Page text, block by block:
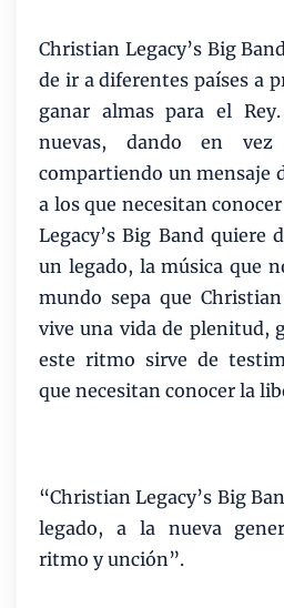
Christian Legacy’s Big
de ir a diferentes países a
ganar almas para el
nuevas, dando en
compartiendo un mensaje
a los que necesitan
Legacy’s Big Band quiere
un legado, la música que
mundo sepa que
vive una vida de plenitud,
este ritmo sirve de
que necesitan conocer la
“Christian Legacy’s Big
legado, a la nueva
ritmo y unción”.